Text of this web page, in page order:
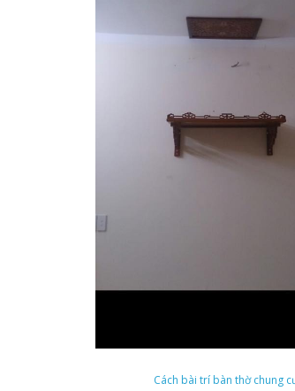
Cách bài trí bàn thờ chung